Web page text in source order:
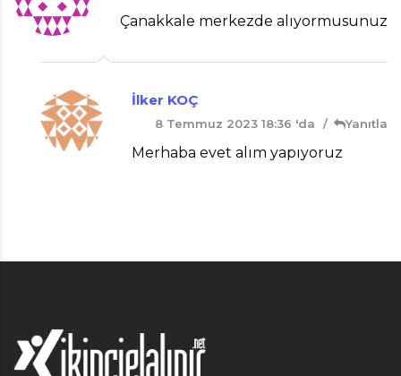
Çanakkale merkezde alıyormusunuz
İlker KOÇ
8 Temmuz 2023 18:36 'da Yanıtla
Merhaba evet alım yapıyoruz